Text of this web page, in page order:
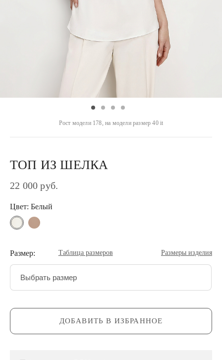
Рост модели 178, на модели размер 40 it
ТОП ИЗ ШЕЛКА
22 000 руб.
Цвет: Белый
Размер: Таблица размеров Размеры изделия
Выбрать размер
ДОБАВИТЬ В ИЗБРАННОЕ